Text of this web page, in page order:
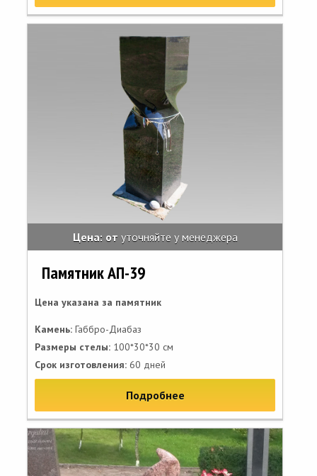
Цена: от уточняйте у менеджера
Памятник АП-39
Цена указана за памятник
Камень: Габбро-Диабаз
Размеры стелы: 100*30*30 см
Срок изготовления: 60 дней
Подробнее